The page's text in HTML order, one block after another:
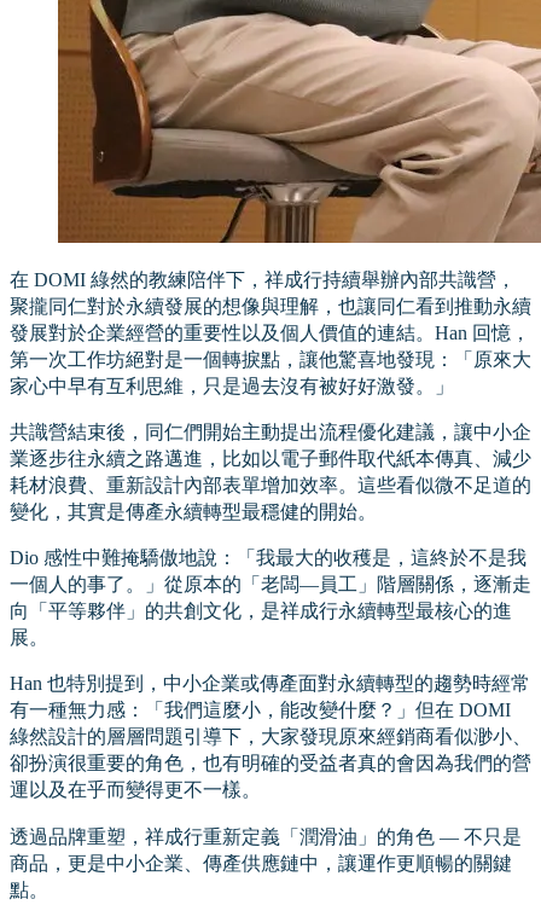
在 DOMI 綠然的教練陪伴下，祥成行持續舉辦內部共識營，
聚攏同仁對於永續發展的想像與理解，也讓同仁看到推動永續
發展對於企業經營的重要性以及個人價值的連結。Han 回憶，
第一次工作坊絕對是一個轉捩點，讓他驚喜地發現：「原來大
家心中早有互利思維，只是過去沒有被好好激發。」
共識營結束後，同仁們開始主動提出流程優化建議，讓中小企
業逐步往永續之路邁進，比如以電子郵件取代紙本傳真、減少
耗材浪費、重新設計內部表單增加效率。這些看似微不足道的
變化，其實是傳產永續轉型最穩健的開始。
Dio 感性中難掩驕傲地說：「我最大的收穫是，這終於不是我
一個人的事了。」從原本的「老闆—員工」階層關係，逐漸走
向「平等夥伴」的共創文化，是祥成行永續轉型最核心的進
展。
Han 也特別提到，中小企業或傳產面對永續轉型的趨勢時經常
有一種無力感：「我們這麼小，能改變什麼？」但在 DOMI
綠然設計的層層問題引導下，大家發現原來經銷商看似渺小、
卻扮演很重要的角色，也有明確的受益者真的會因為我們的營
運以及在乎而變得更不一樣。
透過品牌重塑，祥成行重新定義「潤滑油」的角色 — 不只是
商品，更是中小企業、傳產供應鏈中，讓運作更順暢的關鍵
點。